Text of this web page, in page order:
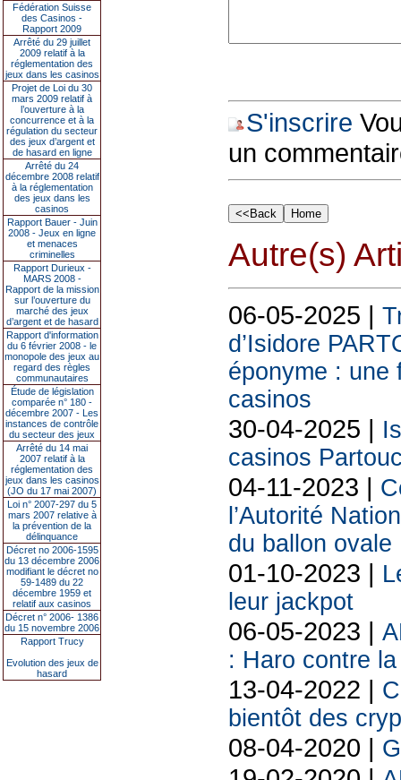
Fédération Suisse
des Casinos -
Rapport 2009
Arrêté du 29 juillet
2009 relatif à la
réglementation des
jeux dans les casinos
Projet de Loi du 30
mars 2009 relatif à
l’ouverture à la
concurrence et à la
régulation du secteur
des jeux d’argent et
de hasard en ligne
Arrêté du 24
décembre 2008 relatif
à la réglementation
des jeux dans les
casinos
Rapport Bauer - Juin
2008 - Jeux en ligne
et menaces
criminelles
Rapport Durieux -
MARS 2008 -
Rapport de la mission
sur l’ouverture du
marché des jeux
d’argent et de hasard
Rapport d'information
du 6 février 2008 - le
monopole des jeux au
regard des règles
communautaires
Étude de législation
comparée n° 180 -
décembre 2007 - Les
instances de contrôle
du secteur des jeux
Arrêté du 14 mai
2007 relatif à la
réglementation des
jeux dans les casinos
(JO du 17 mai 2007)
Loi n° 2007-297 du 5
mars 2007 relative à
la prévention de la
délinquance
Décret no 2006-1595
du 13 décembre 2006
modifiant le décret no
59-1489 du 22
décembre 1959 et
relatif aux casinos
Décret n° 2006- 1386
du 15 novembre 2006
Rapport Trucy
Evolution des jeux de
hasard
S'inscrire
un
Autre(s)
06-05-2025 |
d’Isidore
éponyme : une
casinos
30-04-2025 |
casinos
04-11-2023 |
l’Autorité
du ballon ovale
01-10-2023 |
leur jackpot
06-05-2023 |
: Haro contre
13-04-2022 |
bientôt des
08-04-2020 |